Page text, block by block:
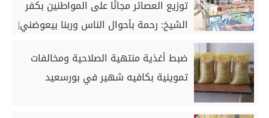
توزيع العصائر مجانًا على المواطنين بكفر
الشيخ: رحمة بأحوال الناس وربنا بيعوضني|
ضبط أغذية منتهية الصلاحية ومخالفات
تموينية بكافيه شهير في بورسعيد